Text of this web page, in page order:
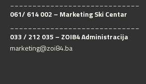
061/ 614 002 – Marketing Ski Centar
033 / 212 035 – ZOI84 Administracija
marketing@zoi84.ba